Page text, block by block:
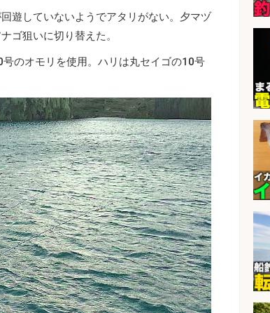
遊していないようでアタリがない。夕マヅ
ゴ狙いに切り替えた。
のオモリを使用。ハリは丸セイゴの10号